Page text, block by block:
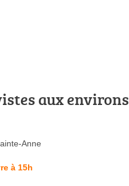
aux environs
Anne
à 15h